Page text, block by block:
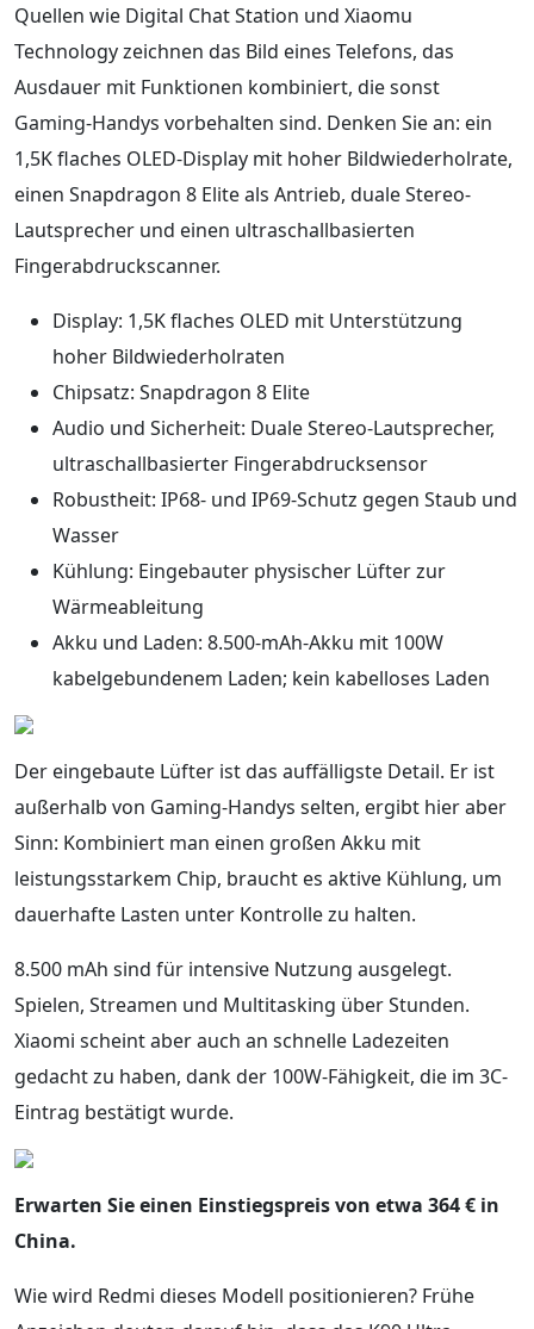
Quellen wie Digital Chat Station und Xiaomu
Technology zeichnen das Bild eines Telefons, das
Ausdauer mit Funktionen kombiniert, die sonst
Gaming-Handys vorbehalten sind. Denken Sie an: ein
1,5K flaches OLED-Display mit hoher Bildwiederholrate,
einen Snapdragon 8 Elite als Antrieb, duale Stereo-
Lautsprecher und einen ultraschallbasierten
Fingerabdruckscanner.
Display: 1,5K flaches OLED mit Unterstützung
hoher Bildwiederholraten
Chipsatz: Snapdragon 8 Elite
Audio und Sicherheit: Duale Stereo-Lautsprecher,
ultraschallbasierter Fingerabdrucksensor
Robustheit: IP68- und IP69-Schutz gegen Staub und
Wasser
Kühlung: Eingebauter physischer Lüfter zur
Wärmeableitung
Akku und Laden: 8.500-mAh-Akku mit 100W
kabelgebundenem Laden; kein kabelloses Laden
Der eingebaute Lüfter ist das auffälligste Detail. Er ist
außerhalb von Gaming-Handys selten, ergibt hier aber
Sinn: Kombiniert man einen großen Akku mit
leistungsstarkem Chip, braucht es aktive Kühlung, um
dauerhafte Lasten unter Kontrolle zu halten.
8.500 mAh sind für intensive Nutzung ausgelegt.
Spielen, Streamen und Multitasking über Stunden.
Xiaomi scheint aber auch an schnelle Ladezeiten
gedacht zu haben, dank der 100W-Fähigkeit, die im 3C-
Eintrag bestätigt wurde.
Erwarten Sie einen Einstiegspreis von etwa 364 € in
China.
Wie wird Redmi dieses Modell positionieren? Frühe